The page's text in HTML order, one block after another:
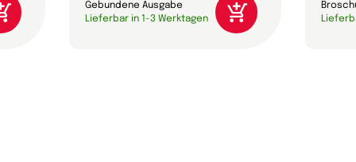
Gebundene Ausgabe
Lieferbar in 1-3 Werktagen